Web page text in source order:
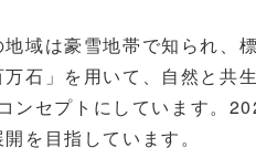
域は豪雪地帯で知られ、
石」を用いて、自然と共
ンセプトにしています。
を目指しています。